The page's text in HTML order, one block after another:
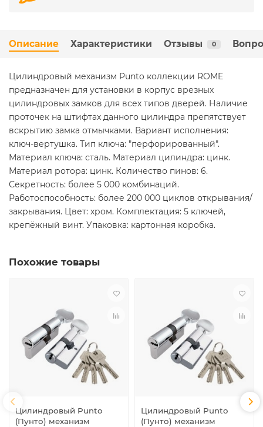
Описание Характеристики Отзывы 0
Цилиндровый механизм Punto коллекции ROME
предназначен для установки в корпус врезных
цилиндровых замков для всех типов дверей. Наличие
проточек на штифтах данного цилиндра препятствует
вскрытию замка отмычками. Вариант исполнения:
ключ-вертушка. Тип ключа: "перфорированный".
Материал ключа: сталь. Материал цилиндра: цинк.
Материал ротора: цинк. Количество пинов: 6.
Секретность: более 5 000 комбинаций.
Работоспособность: более 200 000 циклов открывания/
закрывания. Цвет: хром. Комплектация: 5 ключей,
крепёжный винт. Упаковка: картонная коробка.
Похожие товары
Цилиндровый Punto
(Пунто) механизм
Цилиндровый Punto
(Пунто) механизм